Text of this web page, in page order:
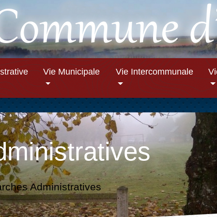
Vie Municipale Vie Intercommunale
Administratives